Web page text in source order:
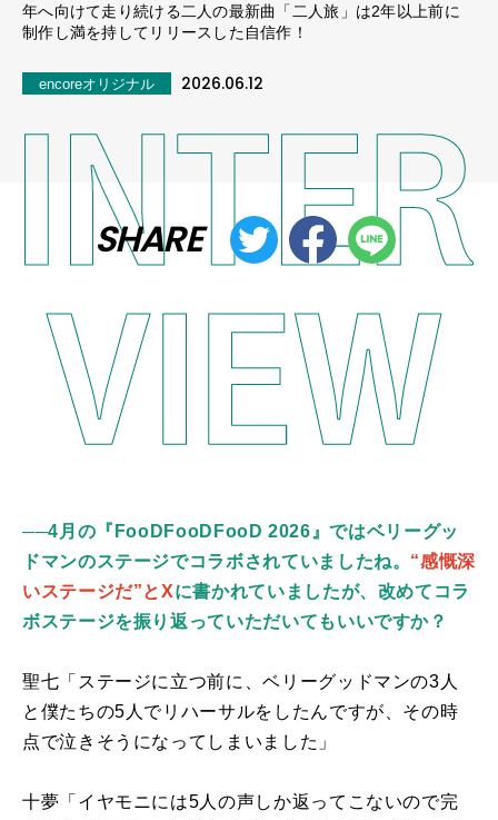
年へ向けて走り続ける二人の最新曲「二人旅」は2年以上前に
制作し満を持してリリースした自信作！
encoreオリジナル 2026.06.12
SHARE
──4月の『FooDFooDFooD 2026』ではベリーグッ
ドマンのステージでコラボされていましたね。 “感慨深
いステージだ”とXに書かれていましたが、改めてコラ
ボステージを振り返っていただいてもいいですか？
聖七「ステージに立つ前に、ベリーグッドマンの3人
と僕たちの5 人でリハーサルをしたんですが、その時
点で泣きそうになってしまいました」
十夢「イヤモニには5人の声しか返ってこないので完